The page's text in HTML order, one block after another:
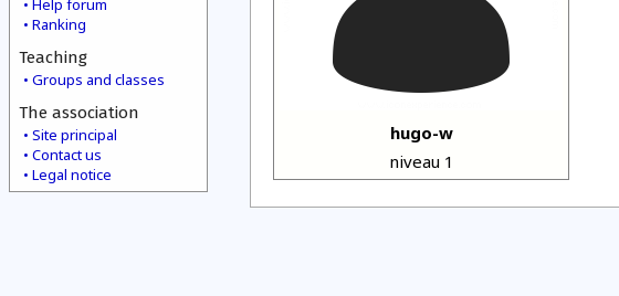
Help forum
Ranking
Teaching
Groups and classes
The association
Site principal
Contact us
Legal notice
hugo-w
niveau 1